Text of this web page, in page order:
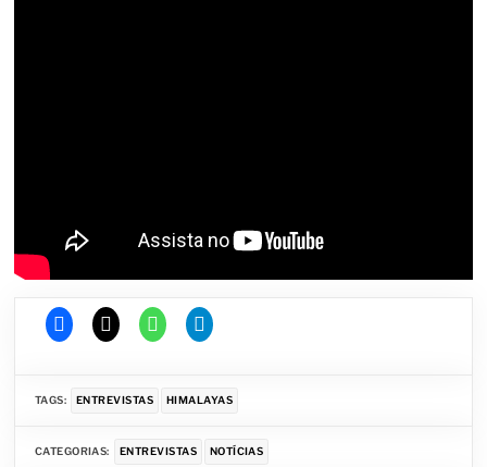
TAGS: ENTREVISTAS HIMALAYAS
CATEGORIAS: ENTREVISTAS NOTÍCIAS